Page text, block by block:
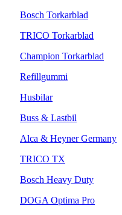
Bosch Torkarblad
TRICO Torkarblad
Champion Torkarblad
Refillgummi
Husbilar
Buss & Lastbil
Alca & Heyner Germany
TRICO TX
Bosch Heavy Duty
DOGA Optima Pro